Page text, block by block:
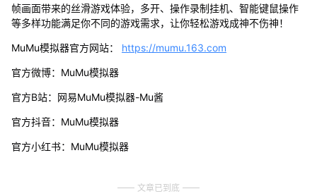
帧画面带来的丝滑游戏体验，多开、操作录制挂机、智能键鼠操作
等多样功能满足你不同的游戏需求，让你轻松游戏成神不伤神！
MuMu模拟器官方网站： https://mumu.163.com
官方微博：MuMu模拟器
官方B站：网易MuMu模拟器-Mu酱
官方抖音：MuMu模拟器
官方小红书：MuMu模拟器
文章已到底